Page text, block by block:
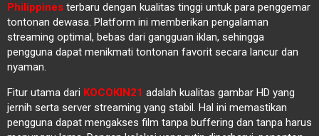
Philippines terbaru dengan kualitas tinggi untuk para penggemar
tontonan dewasa. Platform ini memberikan pengalaman
streaming optimal, bebas dari gangguan iklan, sehingga
pengguna dapat menikmati tontonan favorit secara lancur dan
nyaman.
Fitur utama dari KOCOKIN21 adalah kualitas gambar HD yang
jernih serta server streaming yang stabil. Hal ini memastikan
pengguna dapat mengakses film tanpa buffering dan tanpa harus